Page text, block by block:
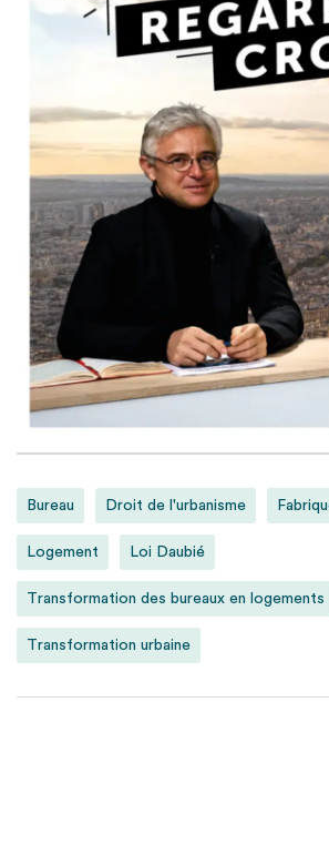
Bureau Droit de l'urbanisme
Logement Loi Daubié
Transformation des bureaux en logements
Transformation urbaine